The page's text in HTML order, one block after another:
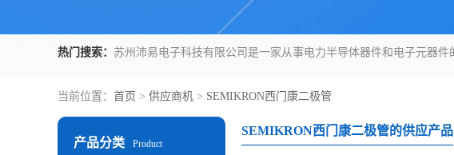
热门搜索：
当前位置： 首页 > 供应商机 > SEMIKRON西门康二极管
产品分类 Product
SEMIKRON西门康二极管的供应产品